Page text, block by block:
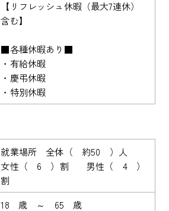
【リフレッシュ休暇（最大7連休）
含む】
■各種休暇あり■
・有給休暇
・慶弔休暇
・特別休暇
就業場所 全体（ 約50 ）人
女性（ 6 ）割 男性（ 4 ）
割
18 歳 ～ 65 歳